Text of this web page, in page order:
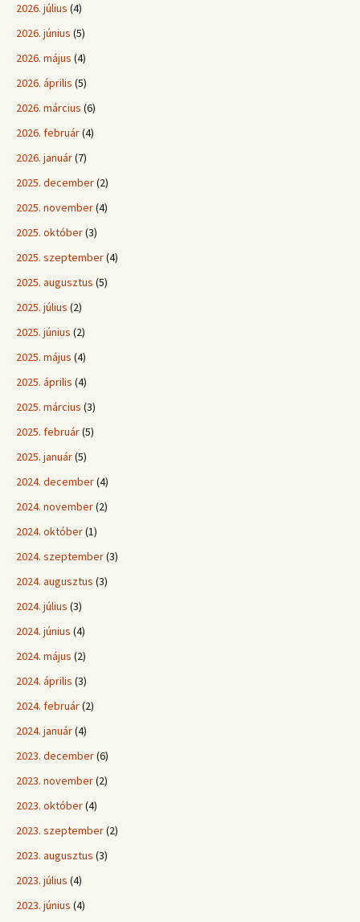
2026. július (4)
2026. június (5)
2026. május (4)
2026. április (5)
2026. március (6)
2026. február(4)
2026. január(7)
2025. december(2)
2025. november(4)
2025. október(3)
2025. szeptember(4)
2025. augusztus (5)
2025. július (2)
2025. június (2)
2025. május (4)
2025. április (4)
2025. március (3)
2025. február(5)
2025. január(5)
2024. december(4)
2024. november(2)
2024. október(1)
2024. szeptember(3)
2024. augusztus (3)
2024. július (3)
2024. június (4)
2024. május (2)
2024. április (3)
2024. február(2)
2024. január(4)
2023. december(6)
2023. november(2)
2023. október(4)
2023. szeptember(2)
2023. augusztus (3)
2023. július (4)
2023. június (4)